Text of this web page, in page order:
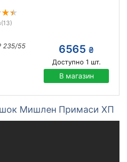
(13)
235/55
6565 ₴
Доступно 1 шт.
В магазин
Мишлен Примаси ХП